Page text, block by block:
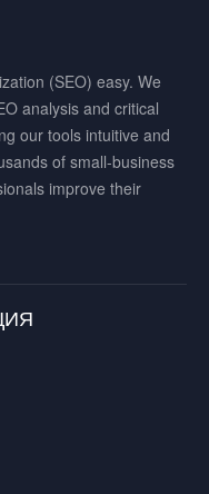
(SEO) easy. We
analysis and critical
our tools intuitive and
of small-business
improve their